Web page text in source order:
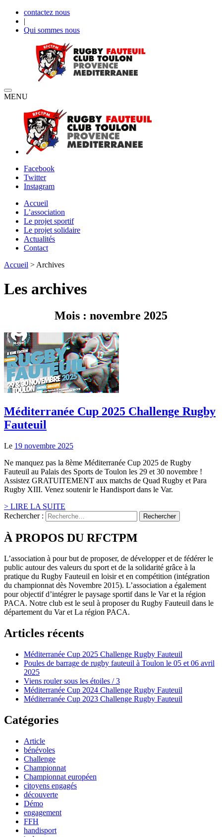
contactez nous
|
Qui sommes nous
MENU
Facebook
Twitter
Instagram
Accueil
L’association
Le projet sportif
Le projet solidaire
Actualités
Contact
Accueil > Archives
Les archives
Mois : novembre 2025
Méditerranée Cup 2025 Challenge Rugby
Fauteuil
Le 19 novembre 2025
Ne manquez pas la 8ème Méditerranée Cup 2025 de Rugby
Fauteuil au Palais des Sports de Toulon les 29 et 30 novembre !
Assistez GRATUITEMENT aux matchs de Quad Rugby et Para
Rugby XIII. Venez soutenir le Handisport dans le Var.
> LIRE LA SUITE
Rechercher :
À PROPOS DU RFCTPM
L’association à pour but de proposer, de développer et de fédérer le
public autour des valeurs du sport et de la solidarité grâce à la
pratique du Rugby Fauteuil en loisir et en compétition (intégration
du championnat dès Novembre 2015). L’association a également
pour objectif d’intégrer le paysage sportif dans le Var et la région
PACA. Notre club est le seul à proposer du Rugby Fauteuil dans le
département du Var et La région PACA.
Articles récents
Méditerranée Cup 2025 Challenge Rugby Fauteuil
Poules de barrage de rugby fauteuil à Toulon le 05 et 06 avril
2025
Viens rouler sous les étoiles / 3
Méditerranée Cup 2024 Challenge Rugby Fauteuil
Méditerranée Cup 2023 Challenge Rugby Fauteuil
Catégories
Article
bénévoles
Challenge
Championnat
Championnat européen
citoyens engagés
découverte
Démo
engagement
FFH
handisport